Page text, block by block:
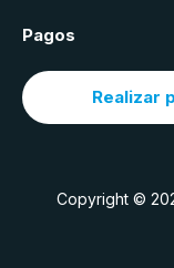
Pagos
Realizar
Copyright ©